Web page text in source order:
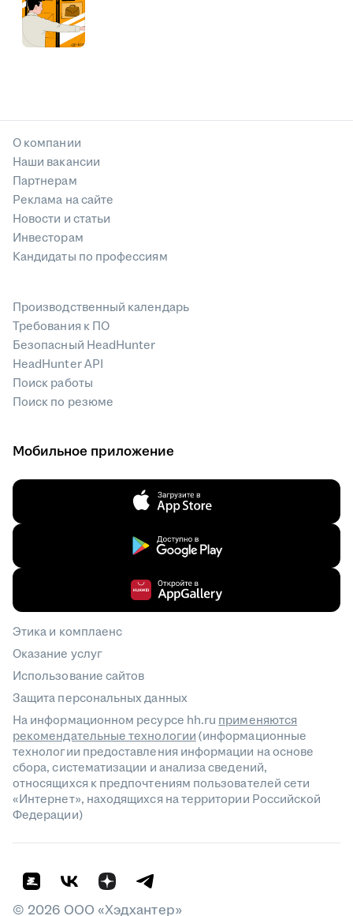
О компании
Наши вакансии
Партнерам
Реклама на сайте
Новости и статьи
Инвесторам
Кандидаты по профессиям
Производственный календарь
Требования к ПО
Безопасный HeadHunter
HeadHunter API
Поиск работы
Поиск по резюме
Мобильное приложение
Этика и комплаенс
Оказание услуг
Использование сайтов
Защита персональных данных
На информационном ресурсе hh.ru применяются
рекомендательные технологии(информационные
технологии предоставления информации на основе
сбора, систематизации и анализа сведений,
относящихся к предпочтениям пользователей сети
«Интернет», находящихся на территории Российской
Федерации)
© 2026 ООО «Хэдхантер»